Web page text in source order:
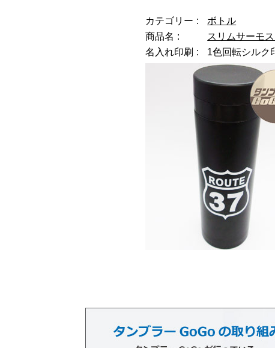
カテゴリー
ボトル
商品名
スリムサーモ
名入れ印刷
1色回転シルク